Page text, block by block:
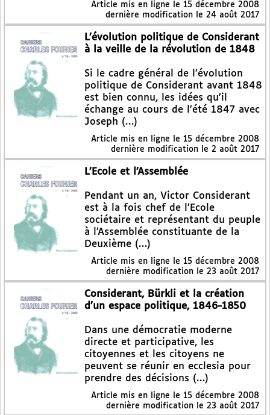
Article mis en ligne le 15 décembre 2008
dernière modification le 24 août 2017
L’évolution politique de Considerant
à la veille de la révolution de 1848
Si le cadre général de l’évolution
politique de Considerant avant 1848
est bien connu, les idées qu’il
échange au cours de l’été 1847 avec
Joseph (…)
Article mis en ligne le 15 décembre 2008
dernière modification le 2 août 2017
L’Ecole et l’Assemblée
Pendant un an, Victor Considerant
est à la fois chef de l’Ecole
sociétaire et représentant du peuple
à l’Assemblée constituante de la
Deuxième (…)
Article mis en ligne le 15 décembre 2008
dernière modification le 23 août 2017
Considerant, Bürkli et la création
d’un espace politique, 1846-1850
Dans une démocratie moderne
directe et participative, les
citoyennes et les citoyens ne
peuvent se réunir en ecclesia pour
prendre des décisions (…)
Article mis en ligne le 15 décembre 2008
dernière modification le 23 août 2017